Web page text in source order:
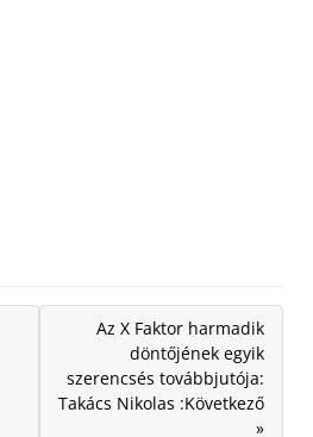
Az X Faktor harmadik
döntőjének egyik
szerencsés továbbjutója:
Takács Nikolas :Következő
»